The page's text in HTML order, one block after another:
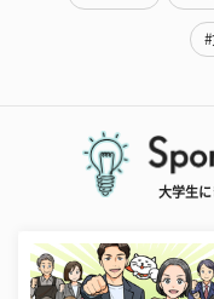
#
大学生